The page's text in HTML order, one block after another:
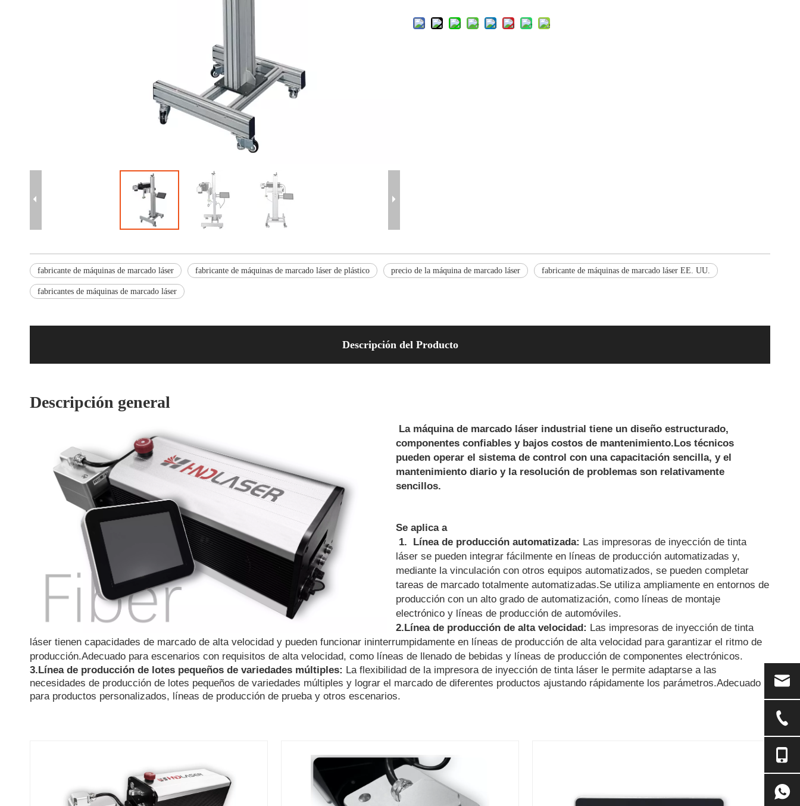
fabricante de máquinas de marcado láser fabricante de máquinas de marcado láser de plástico precio de la máquina de marcado láser fabricante de máquinas de marcado láser EE. UU.
fabricantes de máquinas de marcado láser
Descripción del Producto
Descripción general
La máquina de marcado láser industrial tiene un diseño estructurado,
componentes confiables y bajos costos de mantenimiento.Los técnicos
pueden operar el sistema de control con una capacitación sencilla, y el
mantenimiento diario y la resolución de problemas son relativamente
sencillos.
Se aplica a
1. Línea de producción automatizada: Las impresoras de inyección de tinta
láser se pueden integrar fácilmente en líneas de producción automatizadas y,
mediante la vinculación con otros equipos automatizados, se pueden completar
tareas de marcado totalmente automatizadas.Se utiliza ampliamente en entornos de
producción con un alto grado de automatización, como líneas de montaje
electrónico y líneas de producción de automóviles.
2.Línea de producción de alta velocidad: Las impresoras de inyección de tinta
láser tienen capacidades de marcado de alta velocidad y pueden funcionar ininterrumpidamente en líneas de producción de alta velocidad para garantizar el ritmo de
producción.Adecuado para escenarios con requisitos de alta velocidad, como líneas de llenado de bebidas y líneas de producción de componentes electrónicos.
3.Línea de producción de lotes pequeños de variedades múltiples: La flexibilidad de la impresora de inyección de tinta láser le permite adaptarse a las
necesidades de producción de lotes pequeños de variedades múltiples y lograr el marcado de diferentes productos ajustando rápidamente los parámetros.Adecuado
para productos personalizados, líneas de producción de prueba y otros escenarios.